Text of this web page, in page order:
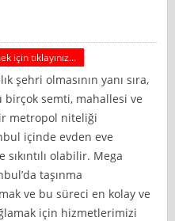
için tıklayınız...
şehri olmasının yanı sıra,
birçok semti, mahallesi ve
metropol niteliği
içinde evden eve
olabilir. Mega
taşınma
ve bu süreci en kolay ve
için hizmetlerimizi